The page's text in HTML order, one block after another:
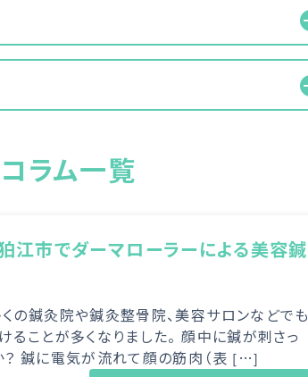
コラム一覧
江市でダーマローラーによる美容鍼
の鍼灸院や鍼灸整骨院、美容サロンなどでも
ることが多くなりました。 顔中に鍼が刺さっ
？ 鍼に電気が流れて顔の筋肉（表 […]